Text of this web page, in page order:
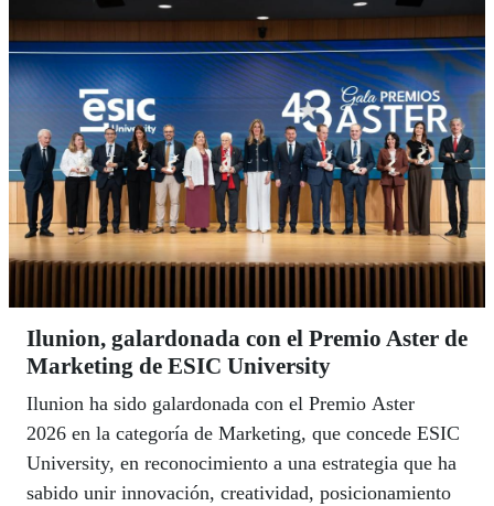
Francisca García Vizcaíno.
Ilunion, galardonada con el Premio Aster de
Marketing de ESIC University
Ilunion ha sido galardonada con el Premio Aster
2026 en la categoría de Marketing, que concede ESIC
University, en reconocimiento a una estrategia que ha
sabido unir innovación, creatividad, posicionamiento